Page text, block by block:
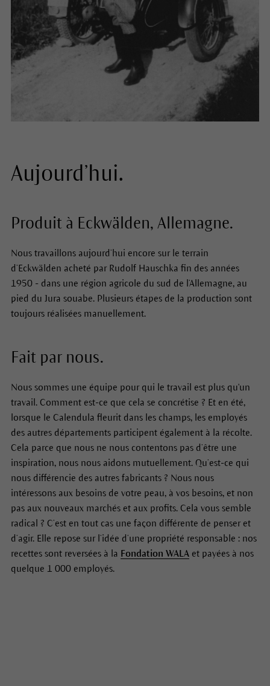
Aujourd’hui.
Produit à Eckwälden, Allemagne.
Nous travaillons aujourd’hui encore sur le terrain
d’Eckwälden acheté par Rudolf Hauschka fin des années
1950 - dans une région agricole du sud de l’Allemagne, au
pied du Jura souabe. Plusieurs étapes de la production sont
toujours réalisées manuellement.
Fait par nous.
Nous sommes une équipe pour qui le travail est plus qu'un
travail. Comment est-ce que cela se concrétise ? Et en été,
lorsque le Calendula fleurit dans les champs, les employés
des autres départements participent également à la récolte.
Cela parce que nous ne nous contentons pas d’être une
inspiration, nous nous aidons mutuellement. Qu’est-ce qui
nous différencie des autres fabricants ? Nous nous
intéressons aux besoins de votre peau, à vos besoins, et non
pas aux nouveaux marchés et aux profits. Cela vous semble
radical ? C’est en tout cas une façon différente de penser et
d’agir. Elle repose sur l’idée d’une propriété responsable : nos
recettes sont reversées à la Fondation WALAet payées à nos
quelque 1 000 employés.